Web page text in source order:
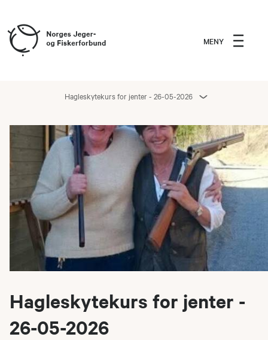
MENY
Hagleskytekurs for jenter - 26-05-2026
Hagleskytekurs for jenter -
26-05-2026